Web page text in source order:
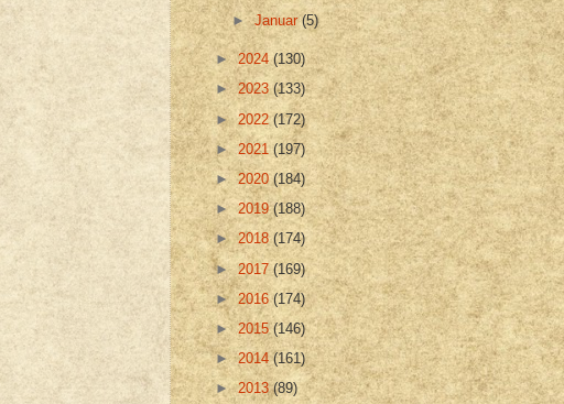
►Januar(5)
►2024(130)
► 2023(133)
►2022(172)
► 2021 (197)
►2020(184)
►2019(188)
►2018(174)
► 2017(169)
► 2016(174)
► 2015(146)
►2014(161)
►2013(89)